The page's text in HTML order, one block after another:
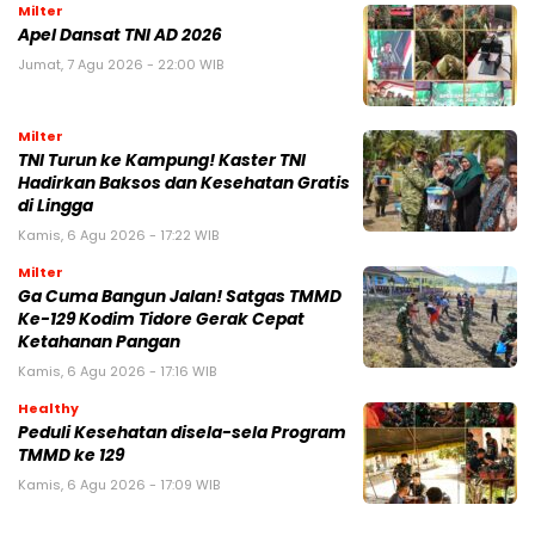
Milter
Apel Dansat TNI AD 2026
Jumat, 7 Agu 2026 - 22:00 WIB
Milter
TNI Turun ke Kampung! Kaster TNI
Hadirkan Baksos dan Kesehatan Gratis
di Lingga
Kamis, 6 Agu 2026 - 17:22 WIB
Milter
Ga Cuma Bangun Jalan! Satgas TMMD
Ke-129 Kodim Tidore Gerak Cepat
Ketahanan Pangan
Kamis, 6 Agu 2026 - 17:16 WIB
Healthy
Peduli Kesehatan disela-sela Program
TMMD ke 129
Kamis, 6 Agu 2026 - 17:09 WIB